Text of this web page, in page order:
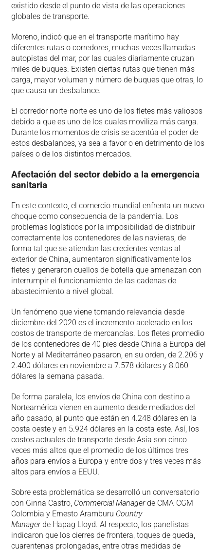
existido desde el punto de vista de las operaciones
globales de transporte.
Moreno, indicó que en el transporte marítimo hay
diferentes rutas o corredores, muchas veces llamadas
autopistas del mar, por las cuales diariamente cruzan
miles de buques. Existen ciertas rutas que tienen más
carga, mayor volumen y número de buques que otras, lo
que causa un desbalance.
El corredor norte-norte es uno de los fletes más valiosos
debido a que es uno de los cuales moviliza más carga.
Durante los momentos de crisis se acentúa el poder de
estos desbalances, ya sea a favor o en detrimento de los
países o de los distintos mercados.
Afectación del sector debido a la emergencia
sanitaria
En este contexto, el comercio mundial enfrenta un nuevo
choque como consecuencia de la pandemia. Los
problemas logísticos por la imposibilidad de distribuir
correctamente los contenedores de las navieras, de
forma tal que se atiendan las crecientes ventas al
exterior de China, aumentaron significativamente los
fletes y generaron cuellos de botella que amenazan con
interrumpir el funcionamiento de las cadenas de
abastecimiento a nivel global.
Un fenómeno que viene tomando relevancia desde
diciembre del 2020 es el incremento acelerado en los
costos de transporte de mercancías. Los fletes promedio
de los contenedores de 40 pies desde China a Europa del
Norte y al Mediterráneo pasaron, en su orden, de 2.206 y
2.400 dólares en noviembre a 7.578 dólares y 8.060
dólares la semana pasada.
De forma paralela, los envíos de China con destino a
Norteamérica vienen en aumento desde mediados del
año pasado, al punto que están en 4.248 dólares en la
costa oeste y en 5.924 dólares en la costa este. Así, los
costos actuales de transporte desde Asia son cinco
veces más altos que el promedio de los últimos tres
años para envíos a Europa y entre dos y tres veces más
altos para envíos a EEUU.
Sobre esta problemática se desarrolló un conversatorio
con Ginna Castro, CommercialManagerde CMA-CGM
Colombia y Ernesto Aramburu Country
Managerde Hapag Lloyd. Al respecto, los panelistas
indicaron que los cierres de frontera, toques de queda,
cuarentenas prolongadas, entre otras medidas de